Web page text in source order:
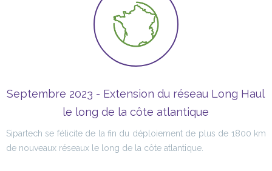
Septembre 2023 - Extension du réseau Long Haul
le long de la côte atlantique
Sipartech se félicite de la fin du déploiement de plus de 1800 km
de nouveaux réseaux le long de la côte atlantique.